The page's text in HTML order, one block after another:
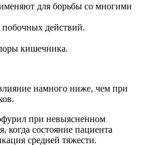
для борьбы со многими
действий.
кишечника.
намного ниже, чем при
при невыясненном
когда состояние пациента
средней тяжести.